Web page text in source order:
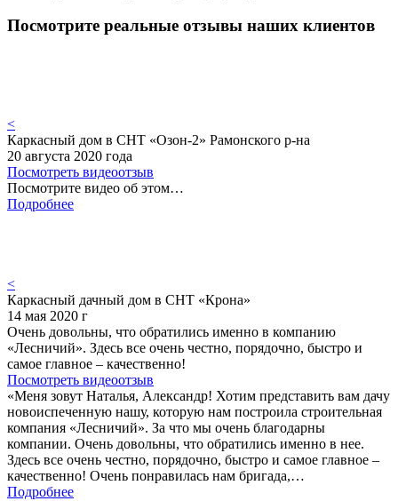
Посмотрите реальные отзывы наших клиентов
<
Каркасный дом в СНТ «Озон-2» Рамонского р-на
20 августа 2020 года
Посмотреть видеоотзыв
Посмотрите видео об этом…
Подробнее
<
Каркасный дачный дом в СНТ «Крона»
14 мая 2020 г
Очень довольны, что обратились именно в компанию
«Лесничий». Здесь все очень честно, порядочно, быстро и
самое главное – качественно!
Посмотреть видеоотзыв
«Меня зовут Наталья, Александр! Хотим представить вам дачу
новоиспеченную нашу, которую нам построила строительная
компания «Лесничий». За что мы очень благодарны
компании. Очень довольны, что обратились именно в нее.
Здесь все очень честно, порядочно, быстро и самое главное –
качественно! Очень понравилась нам бригада,…
Подробнее